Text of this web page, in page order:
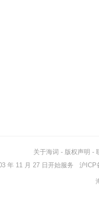
关于海词 - 版权声明 -
年 11 月 27 日开始服务 沪ICP